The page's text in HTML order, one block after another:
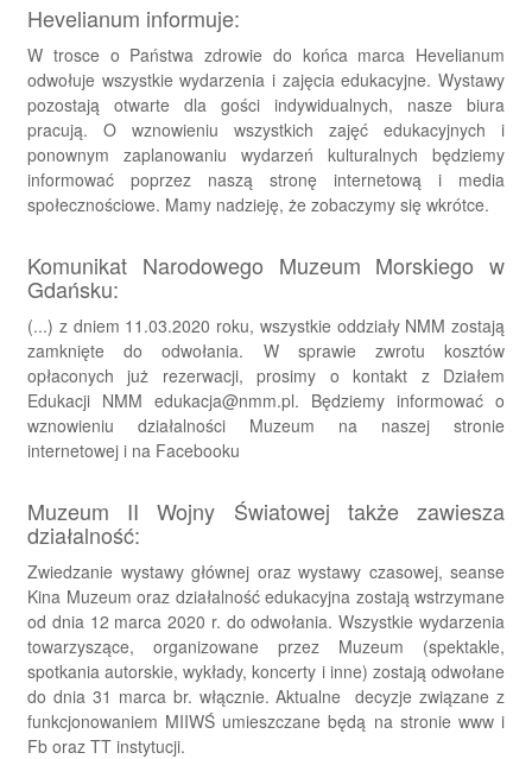
Hevelianum informuje:
W trosce o Państwa zdrowie do końca marca Hevelianum
odwołuje wszystkie wydarzenia i zajęcia edukacyjne. Wystawy
pozostają otwarte dla gości indywidualnych, nasze biura
pracują. O wznowieniu wszystkich zajęć edukacyjnych i
ponownym zaplanowaniu wydarzeń kulturalnych będziemy
informować poprzez naszą stronę internetową i media
społecznościowe. Mamy nadzieję, że zobaczymy się wkrótce.
Komunikat Narodowego Muzeum Morskiego w
Gdańsku:
(...) z dniem 11.03.2020 roku, wszystkie oddziały NMM zostają
zamknięte do odwołania. W sprawie zwrotu kosztów
opłaconych już rezerwacji, prosimy o kontakt z Działem
Edukacji NMM edukacja@nmm.pl. Będziemy informować o
wznowieniu działalności Muzeum na naszej stronie
internetowej i na Facebooku
Muzeum II Wojny Światowej także zawiesza
działalność:
Zwiedzanie wystawy głównej oraz wystawy czasowej, seanse
Kina Muzeum oraz działalność edukacyjna zostają wstrzymane
od dnia 12 marca 2020 r. do odwołania. Wszystkie wydarzenia
towarzyszące, organizowane przez Muzeum (spektakle,
spotkania autorskie, wykłady, koncerty i inne) zostają odwołane
do dnia 31 marca br. włącznie.Aktualne decyzje związane z
funkcjonowaniem MIIWŚ umieszczane będą na stronie www i
Fb oraz TT instytucji.